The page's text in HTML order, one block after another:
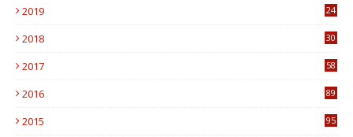
2019
24
2018
30
2017
58
2016
89
2015
95